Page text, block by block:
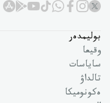
بوليمدەر
وقيعا
ساياسات
تالداۋ
ەكونوميكا